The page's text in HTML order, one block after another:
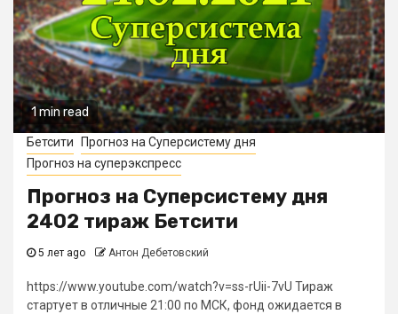
1 min read
Бетсити
Прогноз на Суперсистему дня
Прогноз на суперэкспресс
Прогноз на Суперсистему дня
2402 тираж Бетсити
5 лет ago Антон Дебетовский
https://www.youtube.com/watch?v=ss-rUii-7vU Тираж
стартует в отличные 21:00 по МСК, фонд ожидается в